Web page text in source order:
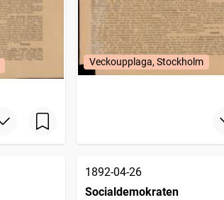
Veckoupplaga, Stockholm
1892-04-26
Socialdemokraten